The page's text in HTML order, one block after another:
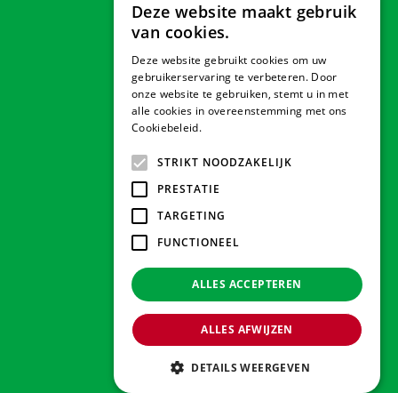
Veilig betalen
Contact & Openingstijden
Tuindorado Drachten
Tuindorado Gorredijk
Tuindorado Wolvega
Green Solutions
Privacy policy
Deze website maakt gebruik
van cookies.
Deze website gebruikt cookies om uw
gebruikerservaring te verbeteren. Door
onze website te gebruiken, stemt u in met
alle cookies in overeenstemming met ons
Cookiebeleid.
STRIKT NOODZAKELIJK
PRESTATIE
TARGETING
FUNCTIONEEL
ALLES ACCEPTEREN
ALLES AFWIJZEN
DETAILS WEERGEVEN